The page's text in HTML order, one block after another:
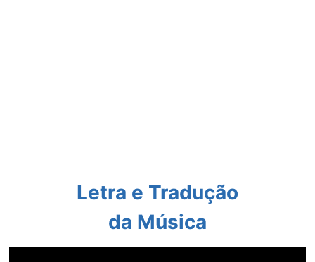
Letra e Tradução
da Música